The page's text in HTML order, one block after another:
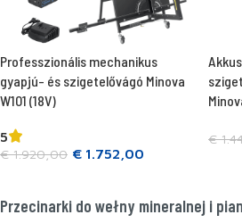
Professzionális mechanikus
gyapjú- és szigetelővágó Minova
W101 (18V)
5
€1.920,00 € 1.752,00
€
Przecinarki do wełny mineralnej i